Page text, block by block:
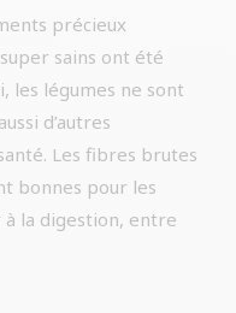
précieux
sains ont été
les légumes ne sont
d’autres
Les fibres brutes
bonnes pour les
la digestion, entre